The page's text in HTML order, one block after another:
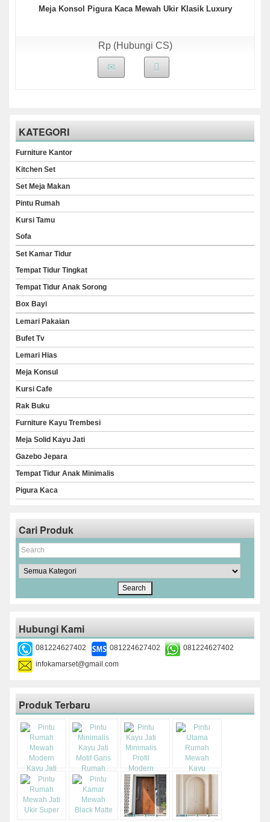
Meja Konsol Pigura Kaca Mewah Ukir Klasik Luxury
Rp (Hubungi CS)
KATEGORI
Furniture Kantor
Kitchen Set
Set Meja Makan
Pintu Rumah
Kursi Tamu
Sofa
Set Kamar Tidur
Tempat Tidur Tingkat
Tempat Tidur Anak Sorong
Box Bayi
Lemari Pakaian
Bufet Tv
Lemari Hias
Meja Konsul
Kursi Cafe
Rak Buku
Furniture Kayu Trembesi
Meja Solid Kayu Jati
Gazebo Jepara
Tempat Tidur Anak Minimalis
Pigura Kaca
Cari Produk
Hubungi Kami
081224627402 081224627402
081224627402
infokamarset@gmail.com
Produk Terbaru